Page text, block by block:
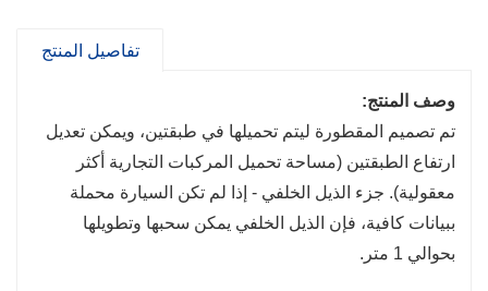
تفاصيل المنتج
وصف المنتج:
تم تصميم المقطورة ليتم تحميلها في طبقتين، ويمكن تعديل
ارتفاع الطبقتين (مساحة تحميل المركبات التجارية أكثر
معقولية). جزء الذيل الخلفي - إذا لم تكن السيارة محملة
ببيانات كافية، فإن الذيل الخلفي يمكن سحبها وتطويلها
بحوالي 1 متر.